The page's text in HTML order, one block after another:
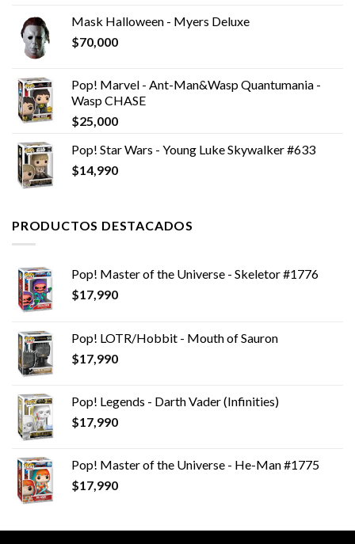
Mask Halloween - Myers Deluxe
$70,000
Pop! Marvel - Ant-Man&Wasp Quantumania -
Wasp CHASE
$25,000
Pop! Star Wars - Young Luke Skywalker #633
$14,990
PRODUCTOS DESTACADOS
Pop! Master of the Universe - Skeletor #1776
$17,990
Pop! LOTR/Hobbit - Mouth of Sauron
$17,990
Pop! Legends - Darth Vader (Infinities)
$17,990
Pop! Master of the Universe - He-Man #1775
$17,990